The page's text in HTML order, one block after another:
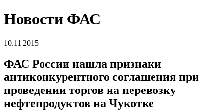
Новости ФАС
10.11.2015
ФАС России нашла признаки
антиконкурентного соглашения при
проведении торгов на перевозку
нефтепродуктов на Чукотке